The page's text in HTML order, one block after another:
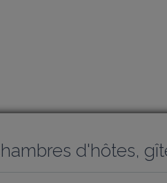
d'hôtes,